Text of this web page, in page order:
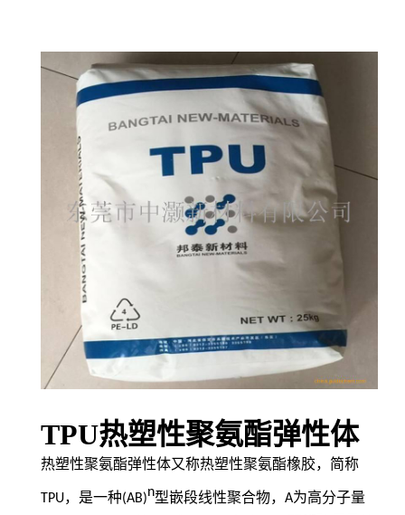
TPU热塑性聚氨酯弹性体
热塑性聚氨酯弹性体又称热塑性聚氨酯橡胶，简称
TPU，是一种(AB)n型嵌段线性聚合物， A为高分子量